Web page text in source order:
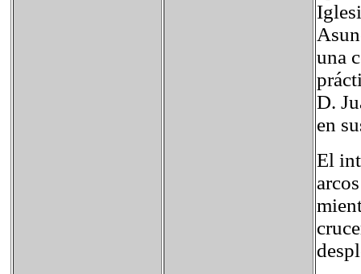
una
D.
en
El